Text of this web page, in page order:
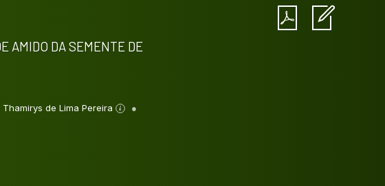
AMIDO DA SEMENTE DE
Thamirys de Lima Pereira